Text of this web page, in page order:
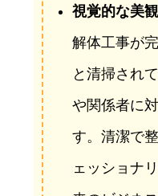
視覚的な美
解体工事が
と清掃され
や関係者に
す。清潔で
ェッショナ